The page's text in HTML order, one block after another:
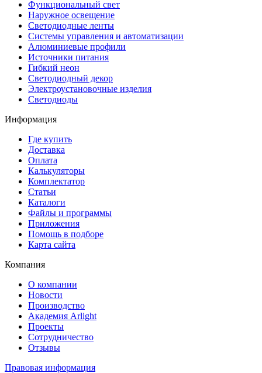
Функциональный свет
Наружное освещение
Светодиодные ленты
Системы управления и автоматизации
Алюминиевые профили
Источники питания
Гибкий неон
Светодиодный декор
Электроустановочные изделия
Светодиоды
Информация
Где купить
Доставка
Оплата
Калькуляторы
Комплектатор
Статьи
Каталоги
Файлы и программы
Приложения
Помощь в подборе
Карта сайта
Компания
О компании
Новости
Производство
Академия Arlight
Проекты
Сотрудничество
Отзывы
Правовая информация